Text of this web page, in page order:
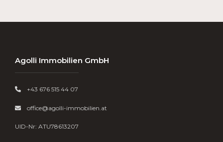
Agolli Immobilien GmbH
 +43 676 515 44 07
 office@agolli-immobilien.at
UID-Nr: ATU78613207